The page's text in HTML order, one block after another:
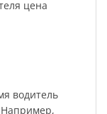
цена
водитель
Например,